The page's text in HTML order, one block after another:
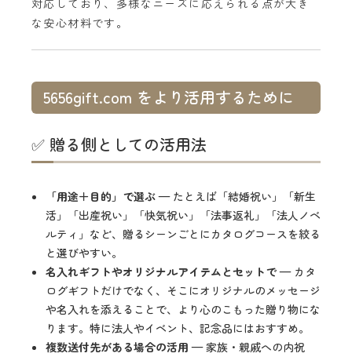
対応しており、多様なニーズに応えられる点が大き
な安心材料です。
5656gift.com をより活用するために
✅ 贈る側としての活用法
「用途＋目的」で選ぶ— たとえば「結婚祝い」「新生
活」「出産祝い」「快気祝い」「法事返礼」「法人ノベ
ルティ」など、贈るシーンごとにカタログコースを絞る
と選びやすい。
名入れギフトやオリジナルアイテムとセットで— カタ
ログギフトだけでなく、そこにオリジナルのメッセージ
や名入れを添えることで、より心のこもった贈り物にな
ります。特に法人やイベント、記念品にはおすすめ。
複数送付先がある場合の活用 — 家族・親戚への内祝